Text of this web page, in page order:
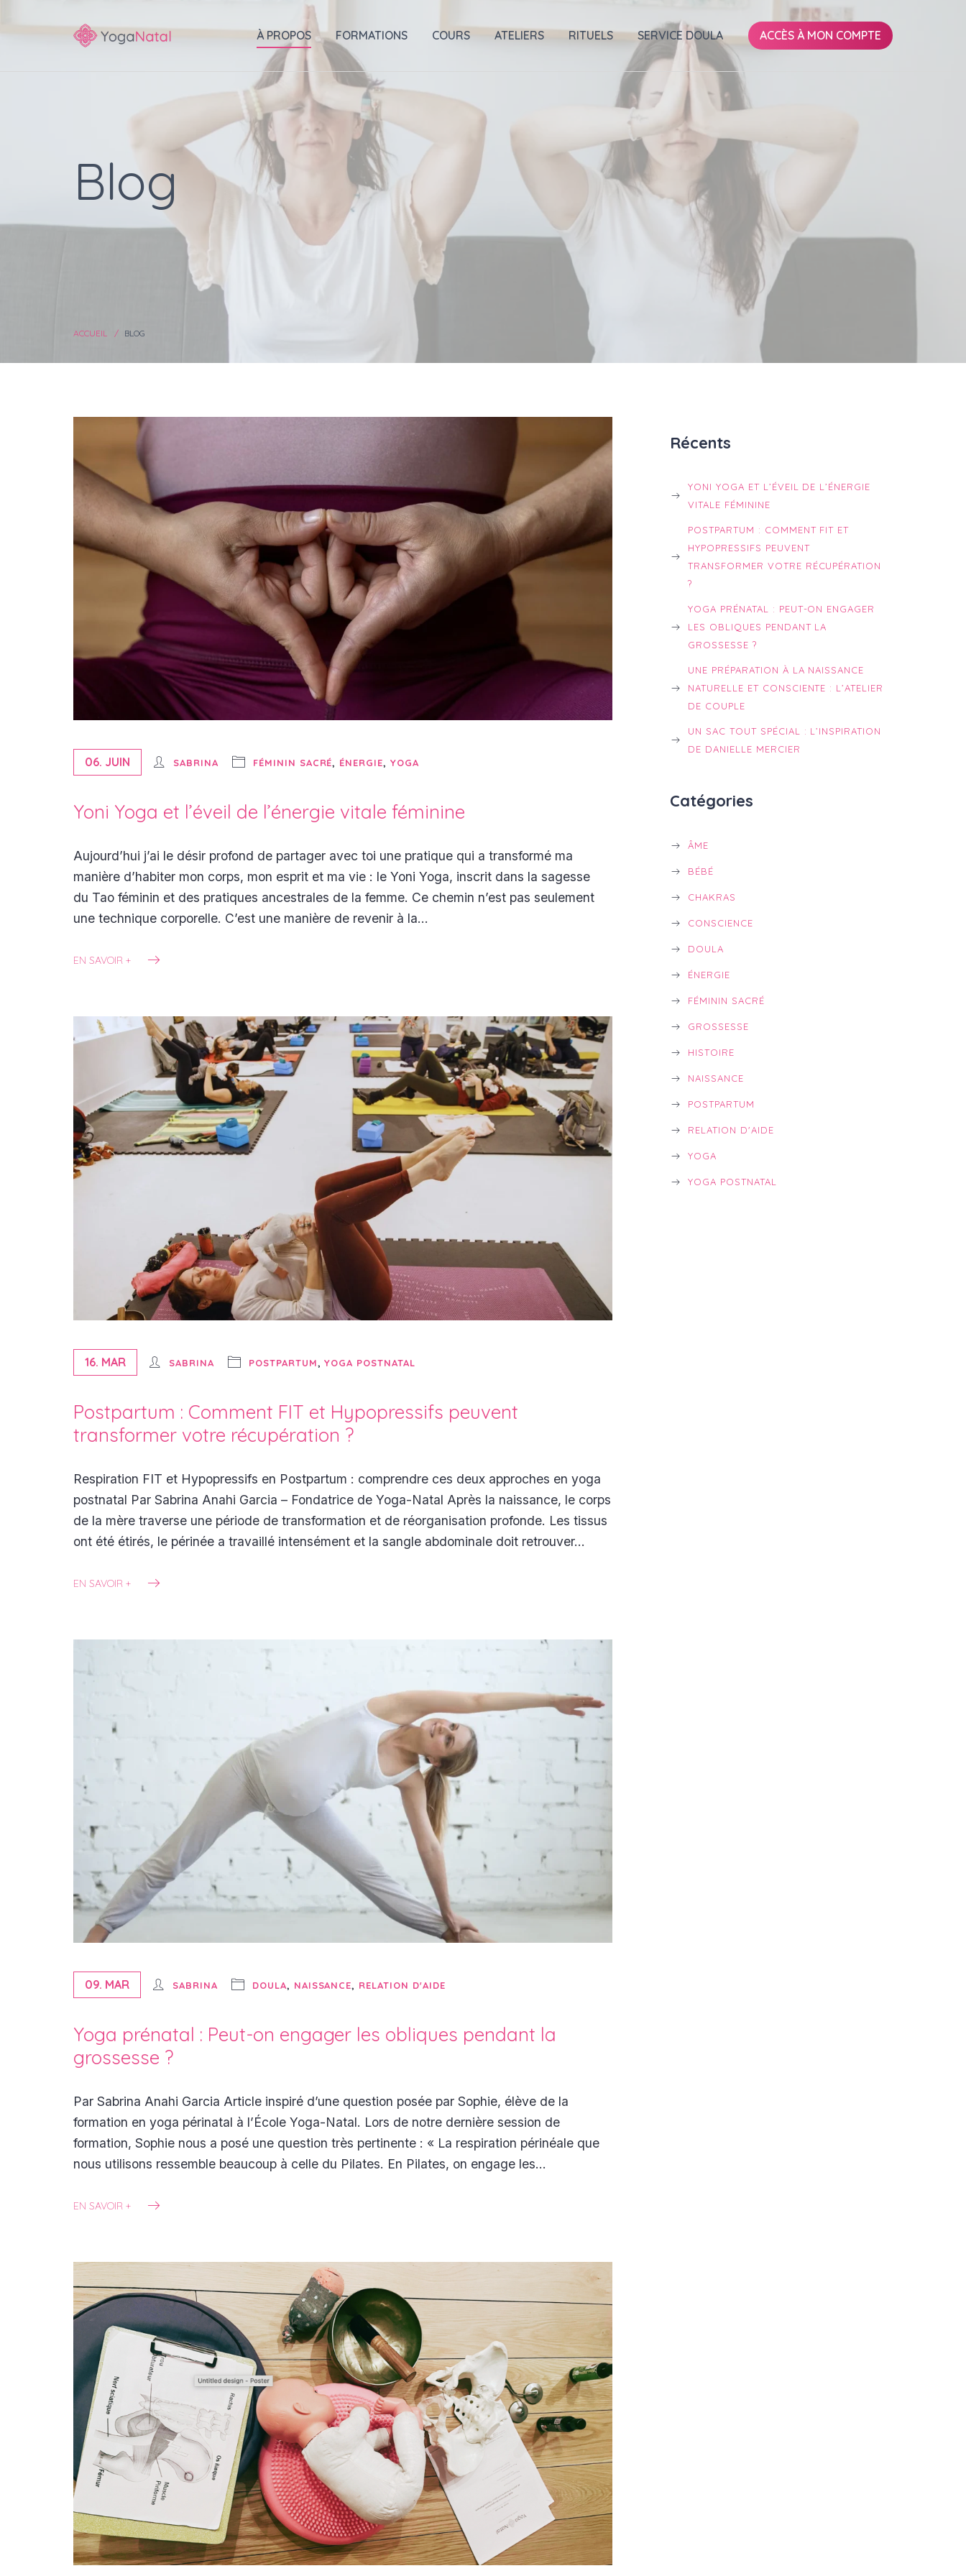
À PROPOS FORMATIONS COURS ATELIERS RITUELS SERVICE DOULA ACCÈS À MON COMPTE
Blog
ACCUEIL BLOG
06. JUIN SABRINA FÉMININ SACRÉ, ÉNERGIE,YOGA
Yoni Yoga et l’éveil de l’énergie vitale féminine
Aujourd’hui j’ai le désir profond de partager avec toi une pratique qui a transformé ma
manière d’habiter mon corps, mon esprit et ma vie : le Yoni Yoga, inscrit dans la sagesse
du Tao féminin et des pratiques ancestrales de la femme. Ce chemin n’est pas seulement
une technique corporelle. C’est une manière de revenir à la…
EN SAVOIR +
16. MAR SABRINA POSTPARTUM,YOGA POSTNATAL
Postpartum : Comment FIT et Hypopressifs peuvent
transformer votre récupération ?
Respiration FIT et Hypopressifs en Postpartum : comprendre ces deux approches en yoga
postnatal Par Sabrina Anahi Garcia – Fondatrice de Yoga-Natal Après la naissance, le corps
de la mère traverse une période de transformation et de réorganisation profonde. Les tissus
ont été étirés, le périnée a travaillé intensément et la sangle abdominale doit retrouver…
EN SAVOIR +
09. MAR SABRINA DOULA, NAISSANCE, RELATION D'AIDE
Yoga prénatal : Peut-on engager les obliques pendant la
grossesse ?
Par Sabrina Anahi Garcia Article inspiré d’une question posée par Sophie, élève de la
formation en yoga périnatal à l’École Yoga-Natal. Lors de notre dernière session de
formation, Sophie nous a posé une question très pertinente : « La respiration périnéale que
nous utilisons ressemble beaucoup à celle du Pilates. En Pilates, on engage les…
EN SAVOIR +
Récents
YONI YOGA ET L’ÉVEIL DE L’ÉNERGIE
VITALE FÉMININE
POSTPARTUM : COMMENT FIT ET
HYPOPRESSIFS PEUVENT
TRANSFORMER VOTRE RÉCUPÉRATION
?
YOGA PRÉNATAL : PEUT-ON ENGAGER
LES OBLIQUES PENDANT LA
GROSSESSE ?
UNE PRÉPARATION À LA NAISSANCE
NATURELLE ET CONSCIENTE : L’ATELIER
DE COUPLE
UN SAC TOUT SPÉCIAL : L’INSPIRATION
DE DANIELLE MERCIER
Catégories
ÂME
BÉBÉ
CHAKRAS
CONSCIENCE
DOULA
ÉNERGIE
FÉMININ SACRÉ
GROSSESSE
HISTOIRE
NAISSANCE
POSTPARTUM
RELATION D'AIDE
YOGA
YOGA POSTNATAL